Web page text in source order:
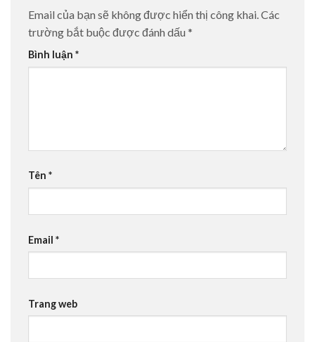
Email của bạn sẽ không được hiển thị công khai.Các
trường bắt buộc được đánh dấu *
Bình luận *
Tên *
Email *
Trang web